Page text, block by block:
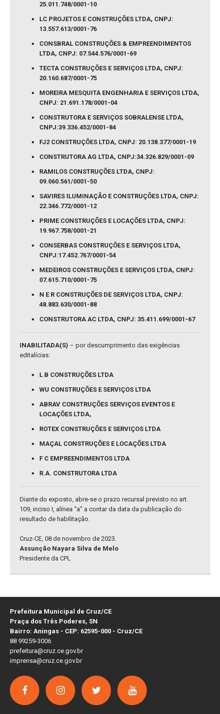
25.011.748/0001-10
LC PROJETOS E CONSTRUÇÕES LTDA, CNPJ:
13.557.613/0001-76
CONSBRAL CONSTRUÇÕES & EMPREENDIMENTOS
LTDA, CNPJ: 07.544.576/0001-69
TECTA CONSTRUÇÕES E SERVIÇOS LTDA, CNPJ:
20.160.687/0001-75
MOREIRA MESQUITA ENGENHARIA E SERVIÇOS LTDA,
CNPJ: 21.691.178/0001-04
CONSTRUTORA E SERVIÇOS SOBRALENSE LTDA,
CNPJ:39.336.452/0001-84
FJ2 CONSTRUÇÕES LTDA, CNPJ: 20.138.377/0001-19
CONSTRUTORA AG LTDA, CNPJ:34.326.829/0001-09
RAMILOS CONSTRUÇÕES LTDA, CNPJ:
09.060.561/0001-50
SAVIRES ILUMINAÇÃO E CONSTRUÇÕES LTDA, CNPJ:
22.346.772/0001-12
PRIME CONSTRUÇÕES E LOCAÇÕES LTDA, CNPJ:
19.967.758/0001-21
CONSERBAS CONSTRUÇÕES E SERVIÇOS LTDA,
CNPJ:17.452.767/0001-54
MEDEIROS CONSTRUÇÕES E SERVIÇOS LTDA, CNPJ:
07.615.710/0001-75
N E R CONSTRUÇÕES DE SERVIÇOS LTDA, CNPJ:
48.883.630/0001-88
CONSTRUTORA AC LTDA, CNPJ: 35.411.699/0001-67
INABILITADA(S) – por descumprimento das exigências
editalícias:
L B CONSTRUÇÕES LTDA
WU CONSTRUÇÕES E SERVIÇOS LTDA
ABRAV CONSTRUÇÕES SERVIÇOS EVENTOS E
LOCAÇÕES LTDA,
ROTEX CONSTRUÇÕES E SERVIÇOS LTDA
MAÇAL CONSTRUÇÕES E LOCAÇÕES LTDA
F C EMPREENDIMENTOS LTDA
R.A. CONSTRUTORA LTDA
Diante do exposto, abre-se o prazo recursal previsto no art.
109, inciso I, alínea “a” a contar da data da publicação do
resultado de habilitação.
Cruz-CE, 08 de novembro de 2023.
Assunção Nayara Silva de Melo
Presidente da CPL
Prefeitura Municipal de Cruz/CE
Praça dos Três Poderes, SN
Bairro: Aningas - CEP: 62595-000 - Cruz/CE
88 99259-3006
prefeitura@cruz.ce.gov.br
imprensa@cruz.ce.gov.br